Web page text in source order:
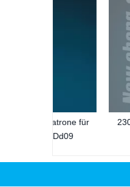
230 ml: 23ml
den